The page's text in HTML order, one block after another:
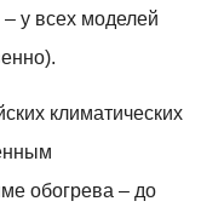
у всех моделей
климатических
обогрева – до